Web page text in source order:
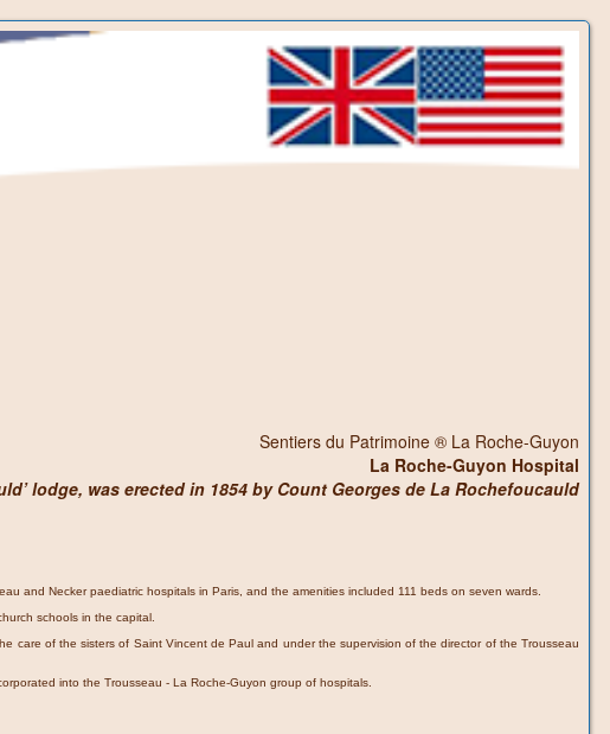
Sentiers du Patrimoine ® La Roche-Guyon
La Roche-Guyon Hospital
lodge, was erected in 1854 by Count Georges de La Rochefoucauld
and Necker paediatric hospitals in Paris, and the amenities included 111 beds on seven wards.
schools in the capital.
care of the sisters of Saint Vincent de Paul and under the supervision of the director of the Trousseau
into the Trousseau - La Roche-Guyon group of hospitals.